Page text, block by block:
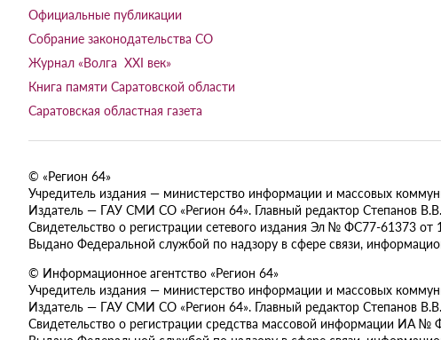
Официальные публикации
Собрание законодательства СО
Журнал «Волга XXI век»
Книга памяти Саратовской области
Саратовская областная газета
© «Регион 64»
Учредитель издания — министерство информации и массовых
Издатель — ГАУ СМИ СО «Регион 64». Главный редактор Степанов В.В.
Свидетельство о регистрации сетевого издания Эл № ФС77-61373 от
Выдано Федеральной службой по надзору в сфере связи,
© Информационное агентство «Регион 64»
Учредитель издания — министерство информации и массовых
Издатель — ГАУ СМИ СО «Регион 64». Главный редактор Степанов В.В.
Свидетельство о регистрации средства массовой информации ИА №